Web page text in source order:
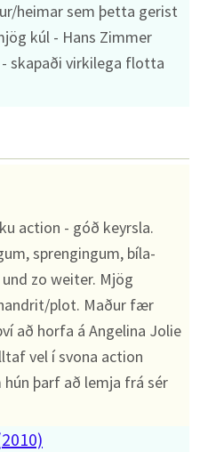
heimar sem þetta gerist
kúl - Hans Zimmer
skapaði virkilega flotta
action - góð keyrsla.
sprengingum, bíla-
zo weiter. Mjög
plot. Maður fær
að horfa á Angelina Jolie
vel í svona action
þarf að lemja frá sér